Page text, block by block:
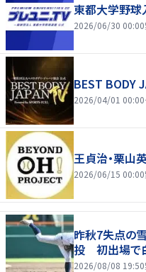
東都大学野球
2026/06/30 00:00
BEST BODY
2026/04/01 00:00
王貞治・栗山
2026/06/15 00:00
昨秋7失点の
投 初出場で
2026/08/08 19:50